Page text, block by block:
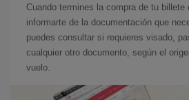
Cuando termines la compra de tu billete
informarte de la documentación que
puedes consultar si requieres visado,
cualquier otro documento, según el
vuelo.